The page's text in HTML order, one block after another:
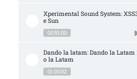
Xperimental Sound System:
e Sun
00:51:00
Dando la latam: Dando la Latam
o la Latam
01:00:02